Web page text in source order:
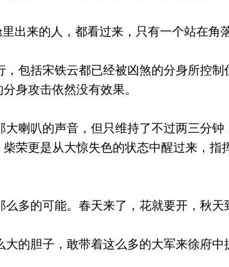
出来的人，都看过来，只有一个站在角
包括宋铁云都已经被凶煞的分身所控制
身攻击依然没有效果。
喇叭的声音，但只维持了不过两三分钟
荣更是从大惊失色的状态中醒过来，指
多的可能。春天来了，花就要开，秋天
的胆子，敢带着这么多的大军来徐府中